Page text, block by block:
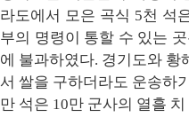
라도에서 모은 곡식 5천 석
부의 명령이 통할 수 있는
에 불과하였다. 경기도와
서 쌀을 구하더라도 운송하
만 석은 10만 군사의 열흘